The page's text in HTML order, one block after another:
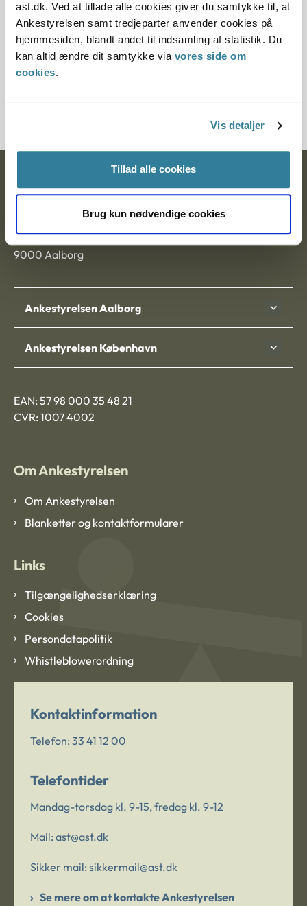
ast.dk. Ved at tillade alle cookies giver du samtykke til, at
Ankestyrelsen samt tredjeparter anvender cookies på
hjemmesiden, blandt andet til indsamling af statistik. Du
kan altid ændre dit samtykke via vores side om
cookies.
Vis detaljer
Tillad alle cookies
Brug kun nødvendige cookies
Paragraf
§ 17a
Journalnummer
1202828-08
Nytorv 7, 2. sal
9000 Aalborg
Ankestyrelsen Aalborg
Ankestyrelsen København
EAN: 57 98 000 35 48 21
CVR: 1007 4002
Om Ankestyrelsen
Om Ankestyrelsen
Blanketter og kontaktformularer
Links
Tilgængelighedserklæring
Cookies
Persondatapolitik
Whistleblowerordning
Kontaktinformation
Telefon: 33 41 12 00
Telefontider
Mandag-torsdag kl. 9-15, fredag kl. 9-12
Mail: ast@ast.dk
Sikker mail: sikkermail@ast.dk
Se mere om at kontakte Ankestyrelsen